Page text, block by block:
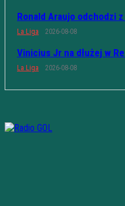
Ronald Araujo odchodzi
La Liga 2026-08-08
Vinicius Jr na dłużej w
La Liga 2026-08-08